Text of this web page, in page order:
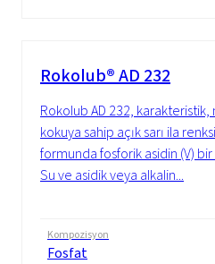
Rokolub® AD 232
Rokolub AD 232, karakteristik,
kokuya sahip açık sarı ila
formunda fosforik asidin (V)
Su ve asidik veya alkalin...
Kompozisyon
Fosfat